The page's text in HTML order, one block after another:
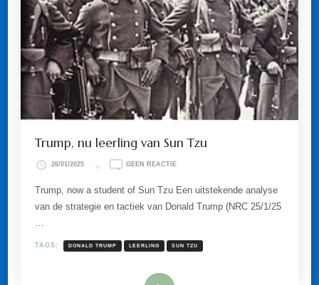
Trump, nu leerling van Sun Tzu
26/01/2025 GEEN REACTIEOP
NU
LEERLING
VAN
Trump, now a student of Sun Tzu Een uitstekende analyse
van de strategie en tactiek van Donald Trump (NRC 25/1/25
TAGS: DONALD TRUMP LEERLING SUN TZU